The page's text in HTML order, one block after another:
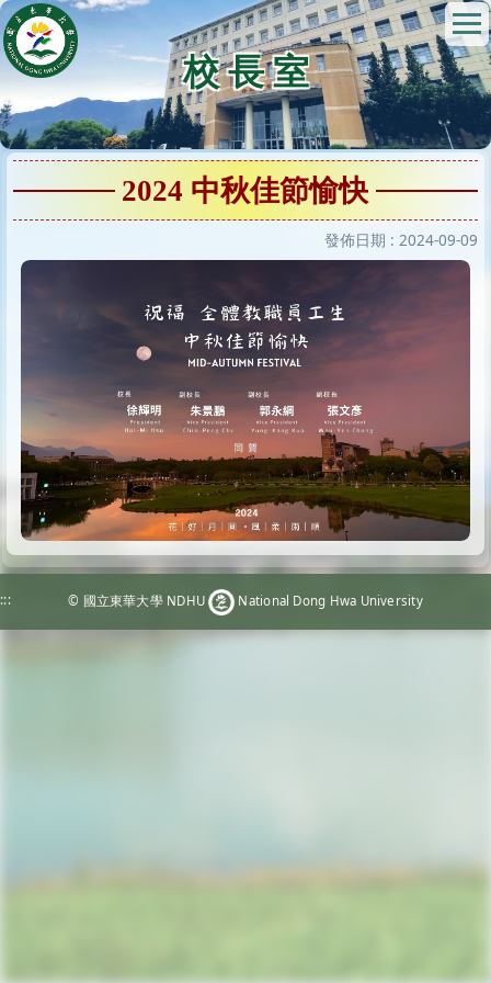
跳
到
主
要
內
容
區
校 長 室
2024 中秋佳節愉快
發佈日期 : 2024-09-09
::: © 國立東華大學 NDHU National Dong Hwa University